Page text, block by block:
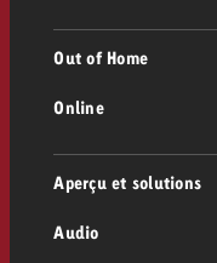
Out of Home
Out of Home
Affichage
Online
Aperçu et solutions
Conseil &
Audio